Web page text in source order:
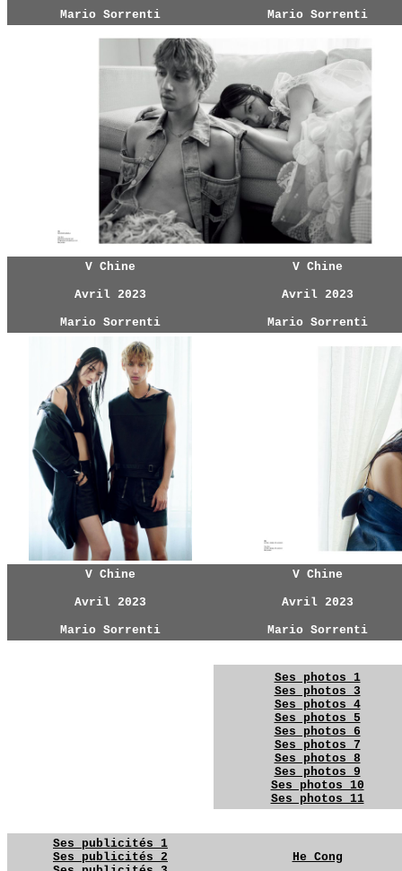
Mario Sorrenti Mario Sorrenti
V Chine
Avril 2023
Mario Sorrenti
V Chine
Avril 2023
Mario Sorrenti
V Chine
Avril 2023
Mario Sorrenti
V Chine
Avril 2023
Mario Sorrenti
Ses photos 1
Ses photos 3
Ses photos 4
Ses photos 5
Ses photos 6
Ses photos 7
Ses photos 8
Ses photos 9
Ses photos 10
Ses photos 11
Ses publicités 1
Ses publicités 2
He Cong